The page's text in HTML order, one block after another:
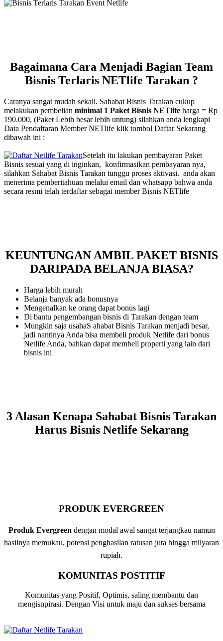
Bagaimana Cara Menjadi Bagian Team
Bisnis Terlaris NETlife Tarakan ?
Caranya sangat mudah sekali. Sahabat Bisnis Tarakan cukup
melakukan pembelian minimal 1 Paket Bisnis NETlife harga = Rp
190.000, (Paket Lebih besar lebih untung) silahkan anda lengkapi
Data Pendaftaran Member NETlife klik tombol Daftar Sekarang
dibawah ini :
Setelah itu lakukan pembayaran Paket
Bisnis sesuai yang di inginkan, konfirmasikan pembayaran nya,
silahkan Sahabat Bisnis Tarakan tunggu proses aktivasi. anda akan
menerima pemberitahuan melalui email dan whatsapp bahwa anda
secara resmi telah terdaftar sebagai member Bisnis NETlife
KEUNTUNGAN AMBIL PAKET BISNIS
DARIPADA BELANJA BIASA?
Harga lebih murah
Belanja banyak ada bonusnya
Mengenalkan ke orang dapat bonus lagi
Di bantu pengembangan bisnis di Tarakan dengan team
Mungkin saja usahaS ahabat Bisnis Tarakan menjadi besar,
jadi nantinya Anda bisa membeli produk Netlife dari bonus
Netlife Anda, bahkan dapat membeli properti yang lain dari
bisnis ini
3 Alasan Kenapa Sahabat Bisnis Tarakan
Harus Bisnis Netlife Sekarang
PRODUK EVERGREEN
Produk Evergreen dengan modal awal sangat terjangkau namun
hasilnya memukau, potensi penghasilan ratusan juta hingga milyaran
rupiah.
KOMUNITAS POSTITIF
Komunitas yang Positif, Optimis, saling membantu dan
mengisnpirasi. Dengan Visi untuk maju dan sukses bersama